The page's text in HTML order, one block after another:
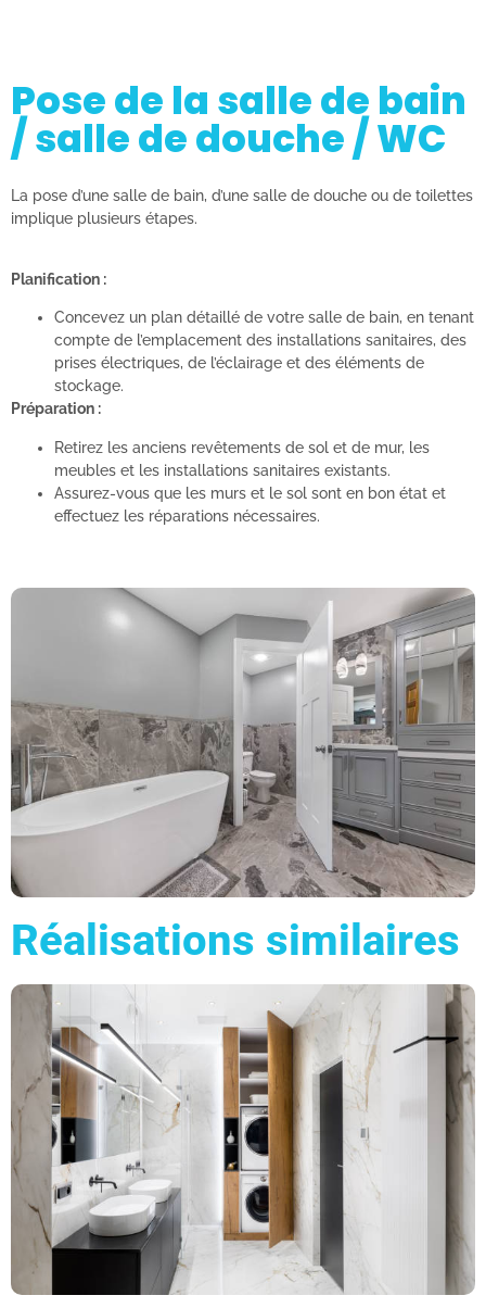
Pose de la salle de bain
/ salle de douche / WC
La pose d’une salle de bain, d’une salle de douche ou de toilettes
implique plusieurs étapes.
Planification :
Concevez un plan détaillé de votre salle de bain, en tenant
compte de l’emplacement des installations sanitaires, des
prises électriques, de l’éclairage et des éléments de
stockage.
Préparation :
Retirez les anciens revêtements de sol et de mur, les
meubles et les installations sanitaires existants.
Assurez-vous que les murs et le sol sont en bon état et
effectuez les réparations nécessaires.
Réalisations similaires